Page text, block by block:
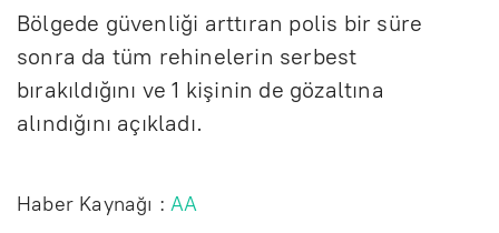
Bölgede güvenliği arttıran polis bir süre
sonra da tüm rehinelerin serbest
bırakıldığını ve 1 kişinin de gözaltına
alındığını açıkladı.
Haber Kaynağı :AA